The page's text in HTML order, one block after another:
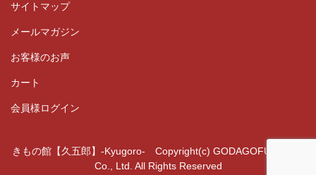
サイトマップ
メールマガジン
お客様のお声
カート
会員様ログイン
きもの館【久五郎】-Kyugoro- Copyright(c) GODAGOFUKUTEN
Co., Ltd. All Rights Reserved